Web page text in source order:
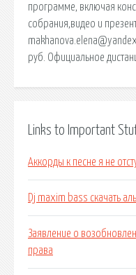
программе, включая
собрания,видео и
руб. Официальное
Links to Important
Аккорды к песне я не
Dj maxim bass скачать
Заявление о
права